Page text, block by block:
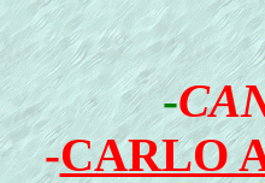
-
-CARLO